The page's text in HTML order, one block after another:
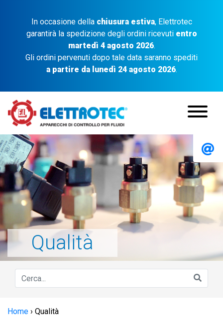
In occasione della chiusura estiva, Elettrotec
garantirà la spedizione degli ordini ricevuti entro
martedì 4 agosto 2026.
Gli ordini pervenuti dopo tale data saranno spediti
a partire da lunedì 24 agosto 2026.
Qualità
Home › Qualità